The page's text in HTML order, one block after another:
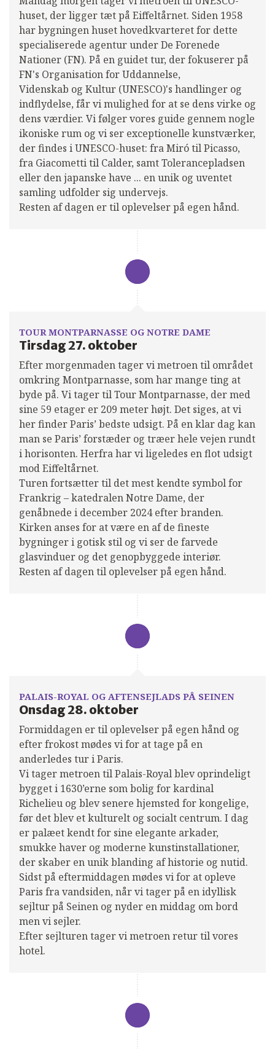
huset, der ligger tæt på Eiffeltårnet. Siden 1958
har bygningen huset hovedkvarteret for dette
specialiserede agentur under De Forenede
Nationer (FN). På en guidet tur, der fokuserer på
FN's Organisation for Uddannelse,
Videnskab og Kultur (UNESCO)'s handlinger og
indflydelse, får vi mulighed for at se dens virke og
dens værdier. Vi følger vores guide gennem nogle
ikoniske rum og vi ser exceptionelle kunstværker,
der findes i UNESCO-huset: fra Miró til Picasso,
fra Giacometti til Calder, samt Tolerancepladsen
eller den japanske have ... en unik og uventet
samling udfolder sig undervejs.
Resten af dagen er til oplevelser på egen hånd.
TOUR MONTPARNASSE OG NOTRE DAME
Tirsdag 27. oktober
Efter morgenmaden tager vi metroen til området
omkring Montparnasse, som har mange ting at
byde på. Vi tager til Tour Montparnasse, der med
sine 59 etager er 209 meter højt. Det siges, at vi
her finder Paris’ bedste udsigt. På en klar dag kan
man se Paris’ forstæder og træer hele vejen rundt
i horisonten. Herfra har vi ligeledes en flot udsigt
mod Eiffeltårnet.
Turen fortsætter til det mest kendte symbol for
Frankrig – katedralen Notre Dame, der
genåbnede i december 2024 efter branden.
Kirken anses for at være en af de fineste
bygninger i gotisk stil og vi ser de farvede
glasvinduer og det genopbyggede interiør.
Resten af dagen til oplevelser på egen hånd.
PALAIS-ROYAL OG AFTENSEJLADS PÅ SEINEN
Onsdag 28. oktober
Formiddagen er til oplevelser på egen hånd og
efter frokost mødes vi for at tage på en
anderledes tur i Paris.
Vi tager metroen til Palais-Royal blev oprindeligt
bygget i 1630’erne som bolig for kardinal
Richelieu og blev senere hjemsted for kongelige,
før det blev et kulturelt og socialt centrum. I dag
er palæet kendt for sine elegante arkader,
smukke haver og moderne kunstinstallationer,
der skaber en unik blanding af historie og nutid.
Sidst på eftermiddagen mødes vi for at opleve
Paris fra vandsiden, når vi tager på en idyllisk
sejltur på Seinen og nyder en middag om bord
men vi sejler.
Efter sejlturen tager vi metroen retur til vores
hotel.